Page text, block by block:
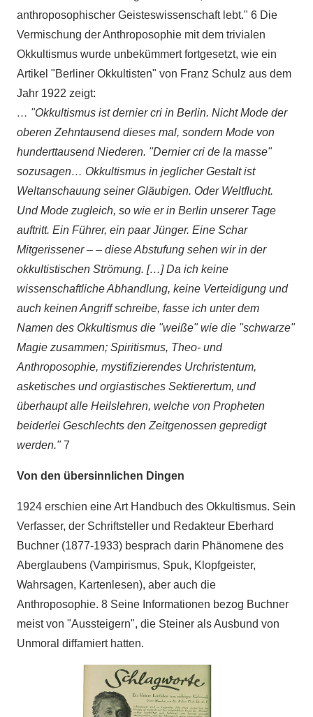
anthroposophischer Geisteswissenschaft lebt." 6 Die
Vermischung der Anthroposophie mit dem trivialen
Okkultismus wurde unbekümmert fortgesetzt, wie ein
Artikel "Berliner Okkultisten" von Franz Schulz aus dem
Jahr 1922 zeigt:
… "Okkultismus ist dernier cri in Berlin. Nicht Mode der
oberen Zehntausend dieses mal, sondern Mode von
hunderttausend Niederen. "Dernier cri de la masse"
sozusagen… Okkultismus in jeglicher Gestalt ist
Weltanschauung seiner Gläubigen. Oder Weltflucht.
Und Mode zugleich, so wie er in Berlin unserer Tage
auftritt. Ein Führer, ein paar Jünger. Eine Schar
Mitgerissener – – diese Abstufung sehen wir in der
okkultistischen Strömung. […] Da ich keine
wissenschaftliche Abhandlung, keine Verteidigung und
auch keinen Angriff schreibe, fasse ich unter dem
Namen des Okkultismus die "weiße" wie die "schwarze"
Magie zusammen; Spiritismus, Theo- und
Anthroposophie, mystifizierendes Urchristentum,
asketisches und orgiastisches Sektierertum, und
überhaupt alle Heilslehren, welche von Propheten
beiderlei Geschlechts den Zeitgenossen gepredigt
werden."7
Von den übersinnlichen Dingen
1924 erschien eine Art Handbuch des Okkultismus. Sein
Verfasser, der Schriftsteller und Redakteur Eberhard
Buchner (1877-1933) besprach darin Phänomene des
Aberglaubens (Vampirismus, Spuk, Klopfgeister,
Wahrsagen, Kartenlesen), aber auch die
Anthroposophie. 8 Seine Informationen bezog Buchner
meist von "Aussteigern", die Steiner als Ausbund von
Unmoral diffamiert hatten.